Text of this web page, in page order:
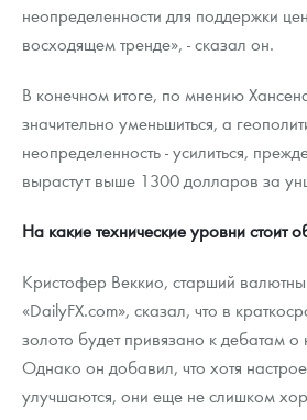
неопределенности для поддержки
восходящем тренде», - сказал он.
В конечном итоге, по мнению
значительно уменьшиться, а
неопределенность - усилиться,
вырастут выше 1300 долларов за
На какие технические уровни стоит
Кристофер Веккио, старший
«DailyFX.com», сказал, что в
золото будет привязано к дебатам
Однако он добавил, что хотя
улучшаются, они еще не слишком